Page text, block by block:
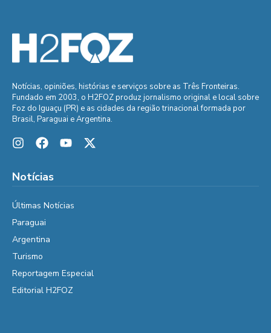
Notícias, opiniões, histórias e serviços sobre as Três Fronteiras.
Fundado em 2003, o H2FOZ produz jornalismo original e local sobre
Foz do Iguaçu (PR) e as cidades da região trinacional formada por
Brasil, Paraguai e Argentina.
Notícias
Últimas Notícias
Paraguai
Argentina
Turismo
Reportagem Especial
Editorial H2FOZ